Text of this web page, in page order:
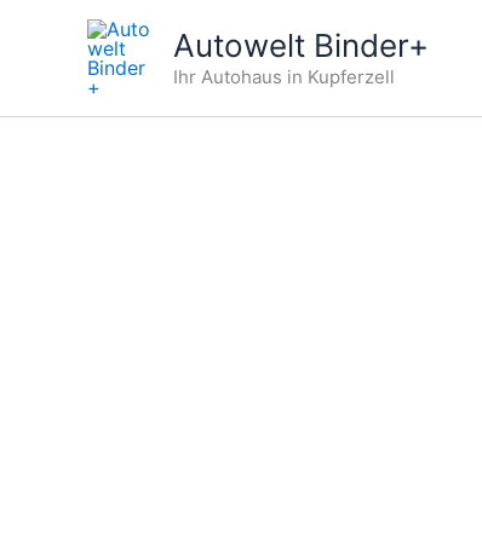
Autowelt Binder+
Ihr Autohaus in Kupferzell